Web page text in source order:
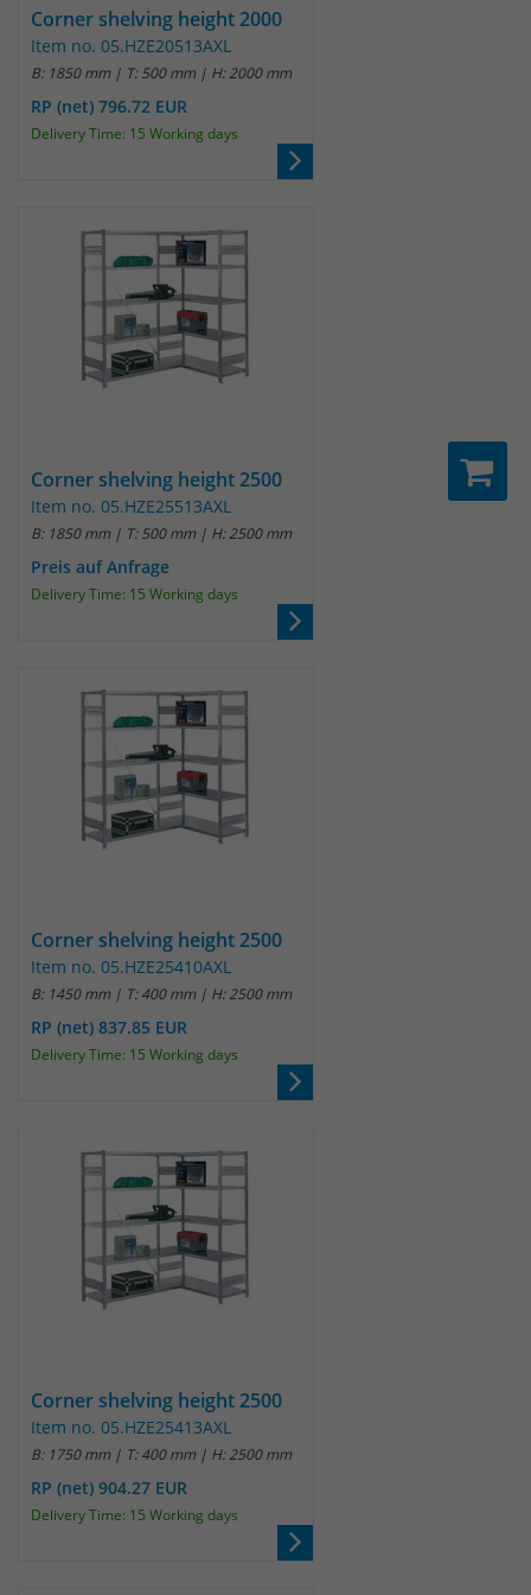
Corner shelving height 2000
Item no. 05.HZE20513AXL
B: 1850 mm | T: 500 mm | H: 2000 mm
RP (net) 796.72 EUR
Delivery Time: 15 Working days
Corner shelving height 2500
Item no. 05.HZE25513AXL
B: 1850 mm | T: 500 mm | H: 2500 mm
Preis auf Anfrage
Delivery Time: 15 Working days
Corner shelving height 2500
Item no. 05.HZE25410AXL
B: 1450 mm | T: 400 mm | H: 2500 mm
RP (net) 837.85 EUR
Delivery Time: 15 Working days
Corner shelving height 2500
Item no. 05.HZE25413AXL
B: 1750 mm | T: 400 mm | H: 2500 mm
RP (net) 904.27 EUR
Delivery Time: 15 Working days
um eindeutige Besucher zu
identifizieren. Die Daten werde lokal
auf unserem Server gespeichert und
sind damit externen Unternehmen
unzugänglich.
Anbieter Matomo
Laufzeit 30 Minuten
Zweck
Das Cookie wird genutzt um temporär
Name _pk_cvar
Anbieter Matomo
Das Cookie wird genutzt um temporär
_pk_hsr
Anbieter Matomo
Laufzeit 30 Minuten
Session Daten zu speichern
_pk_testcookie
Anbieter Matomo
Das Cookie wird gesetzt um zu
überprüfen ob der Browser erlaubt
Cookies zu setzen. Es wird direkt nach
demTest wieder gelöscht.